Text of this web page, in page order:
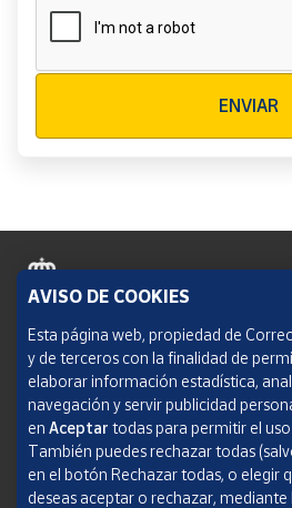
ENVIAR
Política de cookies
Aviso legal
Condiciones del servicio
Política de Privacidad Web
AVISO DE COOKIES
Esta página web, propiedad de
y de terceros con la finalidad de
elaborar información estadística,
navegación y servir publicidad
en Aceptar todas para permitir el
También puedes rechazar todas
en el botón Rechazar todas, o elegir
deseas aceptar o rechazar, mediante